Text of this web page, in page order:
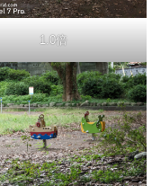
1.0倍